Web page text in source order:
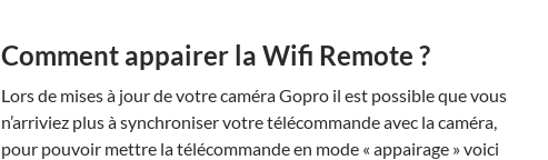
Comment appairer la Wifi Remote ?
Lors de mises à jour de votre caméra Gopro il est possible que vous
n’arriviez plus à synchroniser votre télécommande avec la caméra,
pour pouvoir mettre la télécommande en mode « appairage » voici